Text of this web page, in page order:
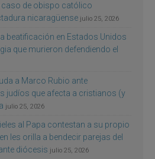
caso de obispo católico
nicaragüense julio 25, 2026
beatificación en Estados Unidos
que murieron defendiendo el
a Marco Rubio ante
judíos que afecta a cristianos (y
julio 25, 2026
al Papa contestan a su propio
les orilla a bendecir parejas del
diócesis julio 25, 2026